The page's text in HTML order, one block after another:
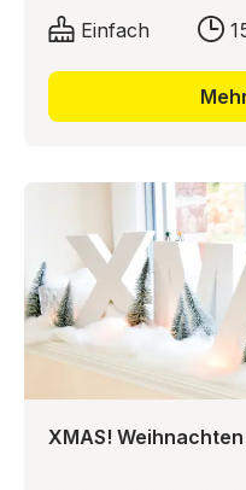
„DIY für
wegen! Das Motto
15 Minuten zur
Einfach
XMAS!